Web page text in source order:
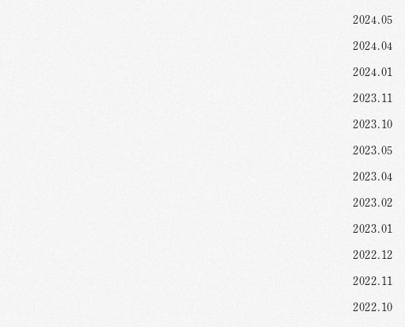
2024.05
2024.04
2024.01
2023.11
2023.10
2023.05
2023.04
2023.02
2023.01
2022.12
2022.11
2022.10